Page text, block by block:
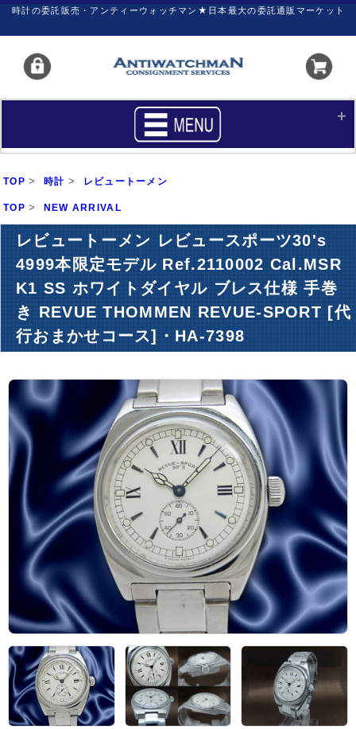
時計の委託販売・アンティーウォッチマン★日本最大の委託通販マーケット
買いたい
サポート マイページ
新着リスト 価格ダウン
時計の修理
カレンダープライス ファイナルボックス
TOP > 時計 > レビュートーメン
TOP > NEW ARRIVAL
レビュートーメン レビュースポーツ30's
4999本限定モデル Ref.2110002 Cal.MSR
K1 SS ホワイトダイヤル ブレス仕様 手巻
き REVUE THOMMEN REVUE-SPORT [代
行おまかせコース]・HA-7398